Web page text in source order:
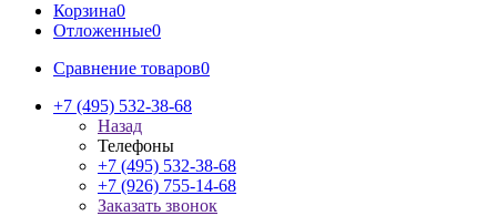
Корзина0
Отложенные0
Сравнение товаров0
+7 (495) 532-38-68
Назад
Телефоны
+7 (495) 532-38-68
+7 (926) 755-14-68
Заказать звонок